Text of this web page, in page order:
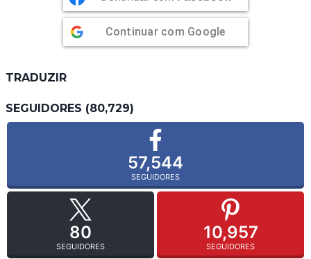
Continuar com Google
TRADUZIR
SEGUIDORES (80,729)
57,544
SEGUIDORES
80
SEGUIDORES
10,957
SEGUIDORES